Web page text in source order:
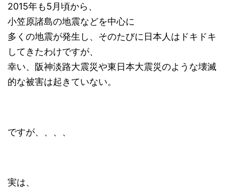
2015年も5月頃から、
小笠原諸島の地震などを中心に
多くの地震が発生し、そのたびに日本人はドキドキ
してきたわけですが、
幸い、阪神淡路大震災や東日本大震災のような壊滅
的な被害は起きていない。
ですが、、、、
実は、